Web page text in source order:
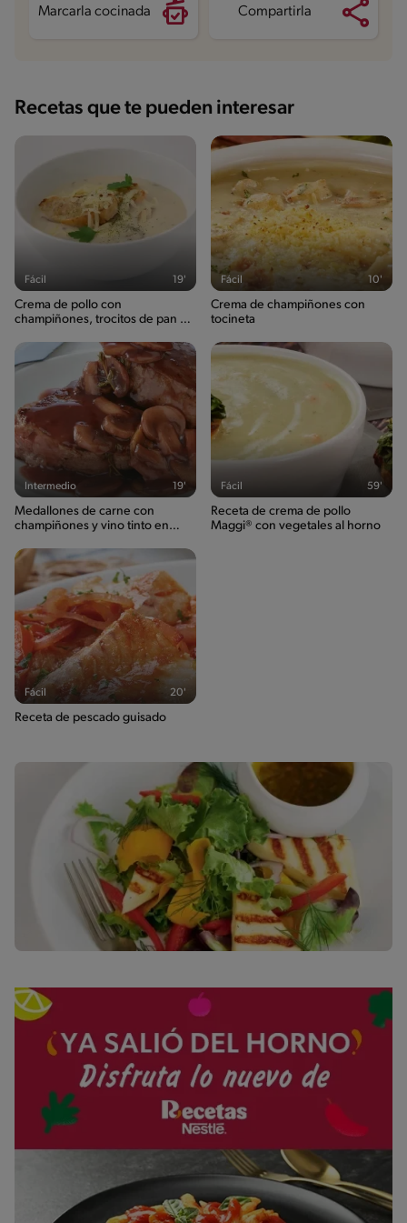
Marcarla cocinada Compartirla
Recetas que te pueden interesar
Fácil 19'
Crema de pollo con
champiñones, trocitos de pan y
Fácil 10'
Crema de champiñones con
tocineta
Intermedio 19'
Medallones de carne con
champiñones y vino tinto en
Fácil 59'
Receta de crema de pollo
Maggi® con vegetales al horno
Fácil 20'
Receta de pescado guisado